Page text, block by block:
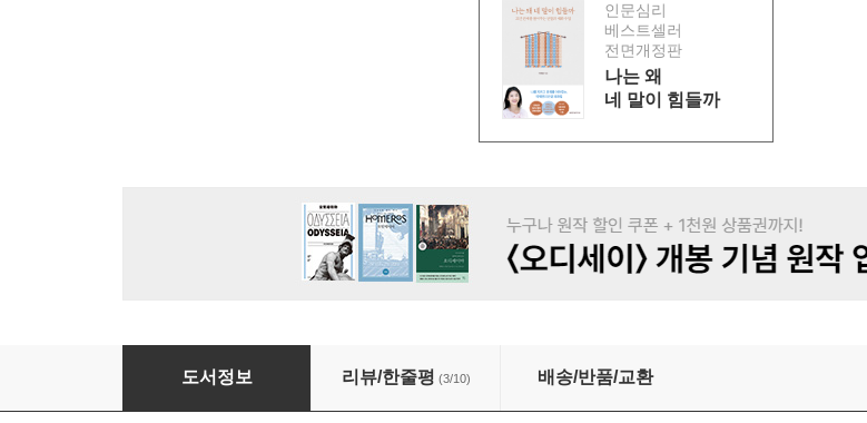
인문심리
베스트셀러
전면개정판
나는 왜
네 말이 힘들까
낯선 시선
도서정보 리뷰/한줄평 (3/10) 배송/반품/교환